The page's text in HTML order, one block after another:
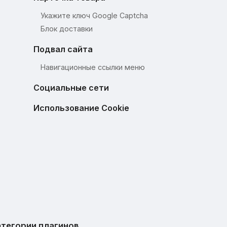
Укажите ключ Google Captcha
Блок доставки
Подвал сайта
Навигационные ссылки меню
Социальные сети
Использование Cookie